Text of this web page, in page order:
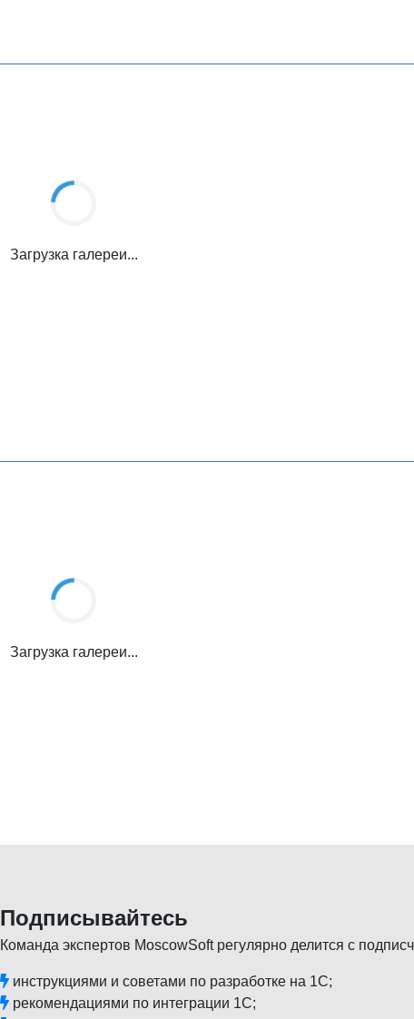
Загрузка галереи...
Загрузка галереи...
Подписывайтесь
Команда экспертов MoscowSoft регулярно делится с
инструкциями и советами по разработке на 1С;
рекомендациями по интеграции 1С;